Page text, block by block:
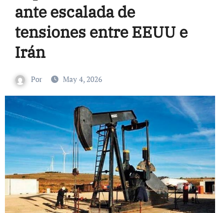
ante escalada de
tensiones entre EEUU e
Irán
Por May 4, 2026